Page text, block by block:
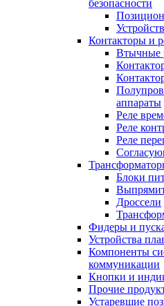
безопасности
Контакторы и
Втычные
аппараты
Реле
Реле
Реле
Блоки
Дроссели
Фидеры и
Устройства
Компоненты
коммуникации
Кнопки и
Прочие
Устаревшие